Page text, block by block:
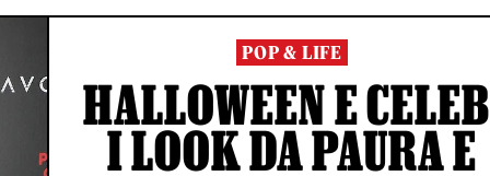
POP & LIFE
HALLOWEEN E
I LOOK DA PAURA E